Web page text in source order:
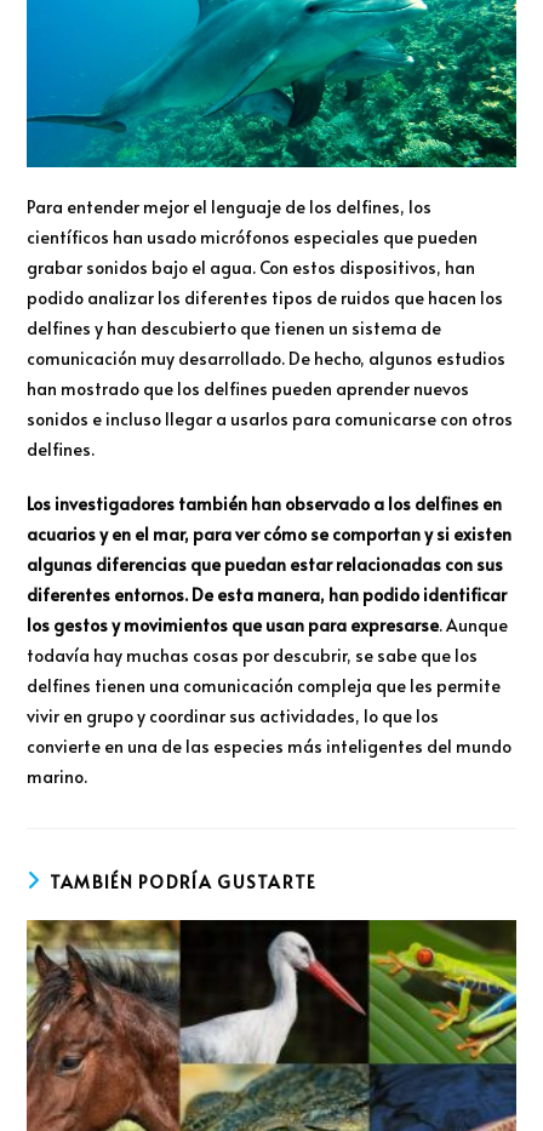
Para entender mejor el lenguaje de los delfines, los
científicos han usado micrófonos especiales que pueden
grabar sonidos bajo el agua. Con estos dispositivos, han
podido analizar los diferentes tipos de ruidos que hacen los
delfines y han descubierto que tienen un sistema de
comunicación muy desarrollado. De hecho, algunos estudios
han mostrado que los delfines pueden aprender nuevos
sonidos e incluso llegar a usarlos para comunicarse con otros
delfines.
Los investigadores también han observado a los delfines en
acuarios y en el mar, para ver cómo se comportan y si existen
algunas diferencias que puedan estar relacionadas con sus
diferentes entornos. De esta manera, han podido identificar
los gestos y movimientos que usan para expresarse. Aunque
todavía hay muchas cosas por descubrir, se sabe que los
delfines tienen una comunicación compleja que les permite
vivir en grupo y coordinar sus actividades, lo que los
convierte en una de las especies más inteligentes del mundo
marino.
TAMBIÉN PODRÍA GUSTARTE